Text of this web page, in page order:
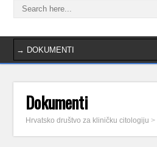
Dokumenti
Hrvatsko društvo za kliničku citologiju >